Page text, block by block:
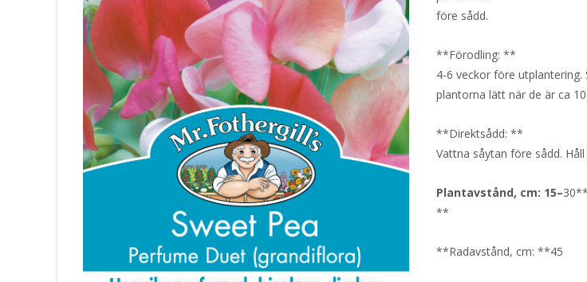
före sådd.
**Förodling: **
4-6 veckor före
plantorna lätt när de är ca
**Direktsådd: **
Vattna såytan före sådd.
Plantavstånd, cm: 15–30**
**
**Radavstånd, cm: **45